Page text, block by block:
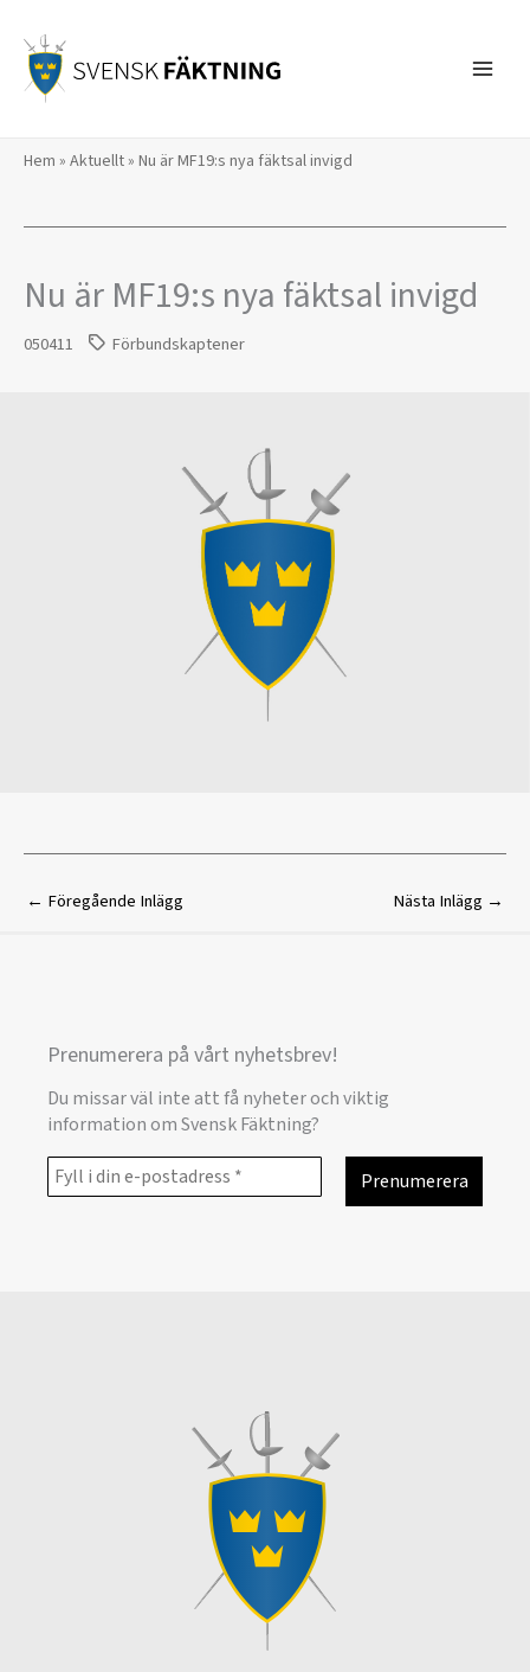
innehåll
Hem » Aktuellt» Nu är MF19:s nya fäktsal invigd
Nu är MF19:s nya fäktsal invigd
050411 Förbundskaptener
← Föregående Inlägg Nästa Inlägg →
Prenumerera på vårt nyhetsbrev!
Du missar väl inte att få nyheter och viktig
information om Svensk Fäktning?